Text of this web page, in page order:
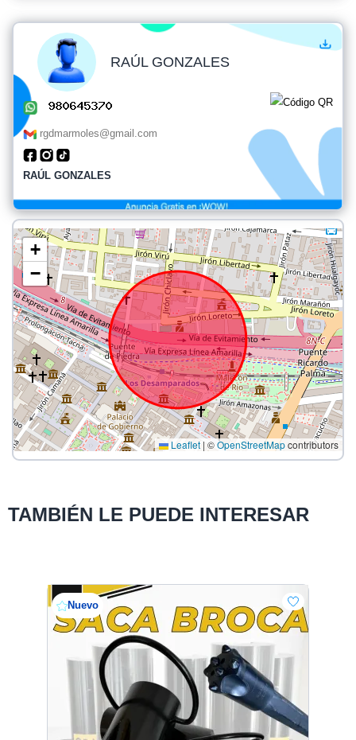
RAÚL GONZALES
rgdmarmoles@gmail.com
RAÚL GONZALES
+
−
Leaflet | ©OpenStreetMapcontributors
TAMBIÉN LE PUEDE INTERESAR
Nuevo